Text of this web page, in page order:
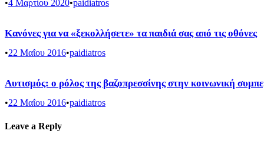
•4 Μαρτίου 2020•paidiatros
Κανόνες για να «ξεκολλήσετε» τα παιδιά σας από τις οθόνες
•22 Μαΐου 2016•paidiatros
Αυτισμός: ο ρόλος της βαζοπρεσσίνης στην κοινωνική
•22 Μαΐου 2016•paidiatros
Leave a Reply